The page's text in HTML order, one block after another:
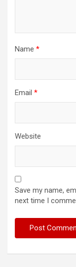
Name *
Email *
Website
Save my name,
next time I